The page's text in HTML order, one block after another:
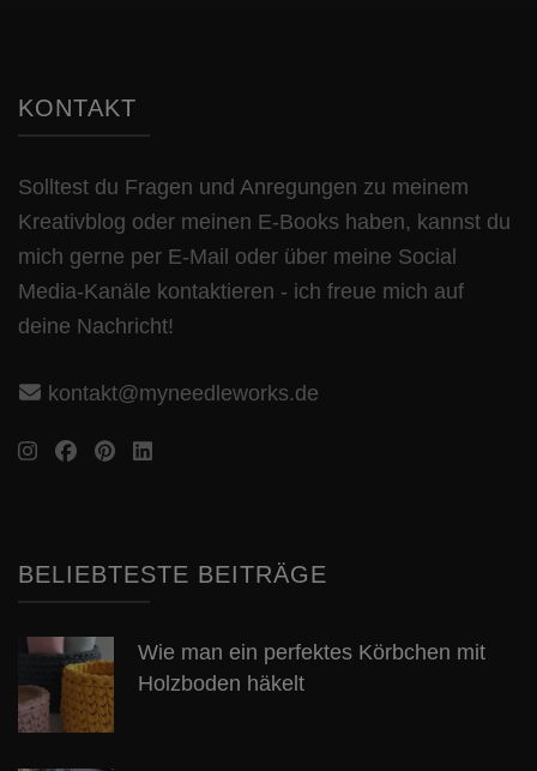
KONTAKT
Solltest du Fragen und Anregungen zu meinem
Kreativblog oder meinen E-Books haben, kannst du
mich gerne per E-Mail oder über meine Social
Media-Kanäle kontaktieren - ich freue mich auf
deine Nachricht!
kontakt@myneedleworks.de
BELIEBTESTE BEITRÄGE
Wie man ein perfektes Körbchen mit
Holzboden häkelt